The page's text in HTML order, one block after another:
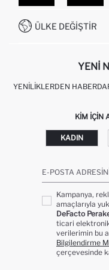
SITEMAP
İŞLEM REHBERI
KAMPANYALAR
0850 333 22 86
ÜLKE DEĞIŞTIR
YENI
YENILIKLERDEN
KIM IÇIN
KADIN
E-POSTA
Kampanya,
amaçlarıyla
DeFacto
ticari
verilerimin bu
Bilgilendirme
çerçevesinde